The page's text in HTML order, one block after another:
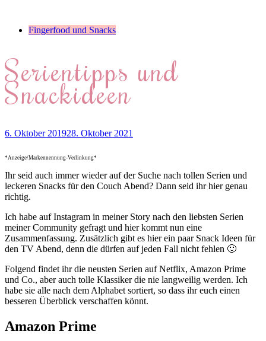
Fingerfood und Snacks
Serientipps und
Snackideen
6. Oktober 201928. Oktober 2021
*Anzeige/Markennennung-Verlinkung*
Ihr seid auch immer wieder auf der Suche nach tollen Serien und
leckeren Snacks für den Couch Abend? Dann seid ihr hier genau
richtig.
Ich habe auf Instagram in meiner Story nach den liebsten Serien
meiner Community gefragt und hier kommt nun eine
Zusammenfassung. Zusätzlich gibt es hier ein paar Snack Ideen für
den TV Abend, denn die dürfen auf jeden Fall nicht fehlen 🙂
Folgend findet ihr die neusten Serien auf Netflix, Amazon Prime
und Co., aber auch tolle Klassiker die nie langweilig werden. Ich
habe sie alle nach dem Alphabet sortiert, so dass ihr euch einen
besseren Überblick verschaffen könnt.
Amazon Prime